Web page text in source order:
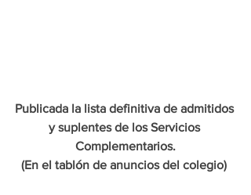
Publicada la lista definitiva de admitidos
y suplentes de los Servicios
Complementarios.
(En el tablón de anuncios del colegio)